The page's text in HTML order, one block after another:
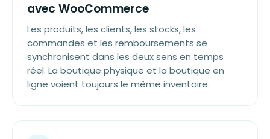
avec WooCommerce
Les produits, les clients, les stocks, les
commandes et les remboursements se
synchronisent dans les deux sens en temps
réel. La boutique physique et la boutique en
ligne voient toujours le même inventaire.